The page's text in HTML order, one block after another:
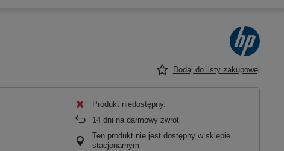
Dodaj do listy zakupowej
Produkt niedostępny
14 dni na darmowy zwrot
Ten produkt nie jest dostępny w sklepie
stacjonarnym